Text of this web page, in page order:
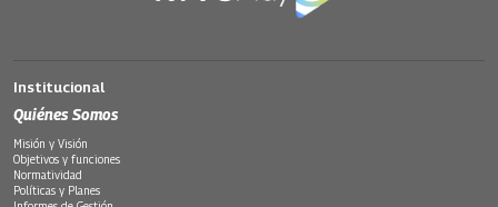
Institucional
Quiénes Somos
Misión y Visión
Objetivos y funciones
Normatividad
Políticas y Planes